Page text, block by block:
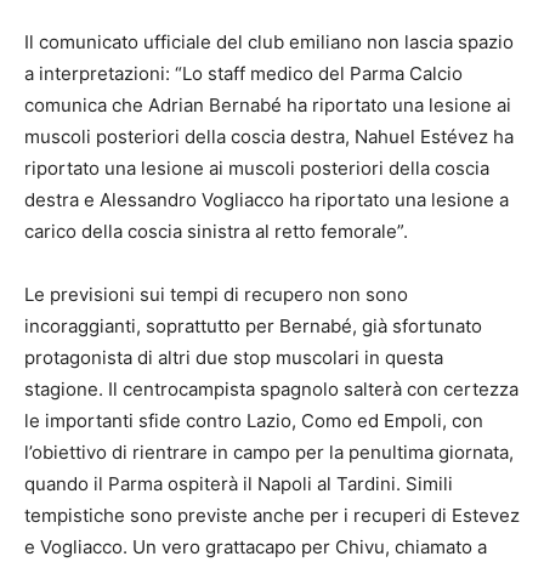
Il comunicato ufficiale del club emiliano non lascia spazio
a interpretazioni: “Lo staff medico del Parma Calcio
comunica che Adrian Bernabé ha riportato una lesione ai
muscoli posteriori della coscia destra, Nahuel Estévez ha
riportato una lesione ai muscoli posteriori della coscia
destra e Alessandro Vogliacco ha riportato una lesione a
carico della coscia sinistra al retto femorale”.
Le previsioni sui tempi di recupero non sono
incoraggianti, soprattutto per Bernabé, già sfortunato
protagonista di altri due stop muscolari in questa
stagione. Il centrocampista spagnolo salterà con certezza
le importanti sfide contro Lazio, Como ed Empoli, con
l’obiettivo di rientrare in campo per la penultima giornata,
quando il Parma ospiterà il Napoli al Tardini. Simili
tempistiche sono previste anche per i recuperi di Estevez
e Vogliacco. Un vero grattacapo per Chivu, chiamato a